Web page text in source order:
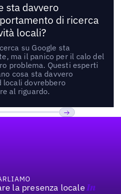
sta davvero
di ricerca
locali?
su Google sta
ma il panico per il calo del
problema. Questi esperti
cosa sta davvero
locali dovrebbero
al riguardo.
la presenza locale In